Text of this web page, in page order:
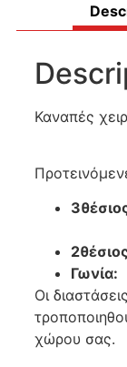
Καναπές
Οι
χώρου σας.